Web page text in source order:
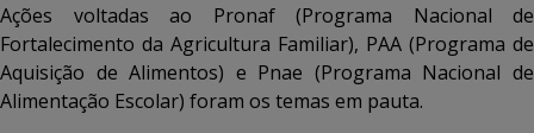
Ações voltadas ao Pronaf (Programa Nacional de
Fortalecimento da Agricultura Familiar), PAA (Programa de
Aquisição de Alimentos) e Pnae (Programa Nacional de
Alimentação Escolar) foram os temas em pauta.